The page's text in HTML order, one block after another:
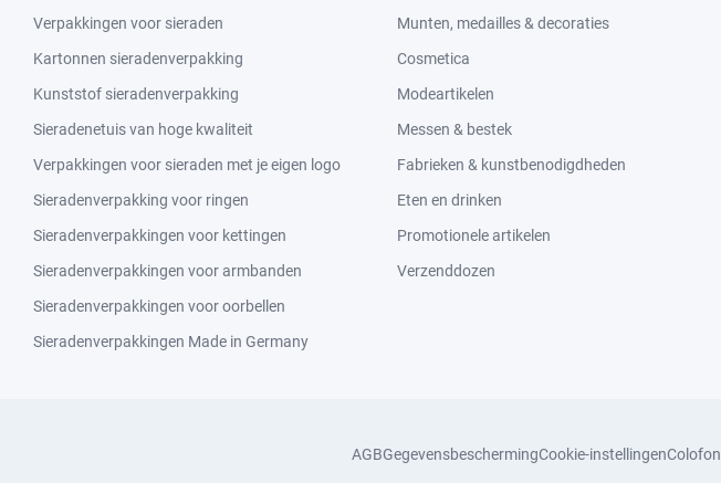
Verpakkingen voor sieraden
Kartonnen sieradenverpakking
Kunststof sieradenverpakking
Sieradenetuis van hoge kwaliteit
Verpakkingen voor sieraden met je eigen logo
Sieradenverpakking voor ringen
Sieradenverpakkingen voor kettingen
Sieradenverpakkingen voor armbanden
Sieradenverpakkingen voor oorbellen
Sieradenverpakkingen Made in Germany
Munten, medailles & decoraties
Cosmetica
Modeartikelen
Messen & bestek
Fabrieken & kunstbenodigdheden
Eten en drinken
Promotionele artikelen
Verzenddozen
AGBGegevensbeschermingCookie-instellingenColofon